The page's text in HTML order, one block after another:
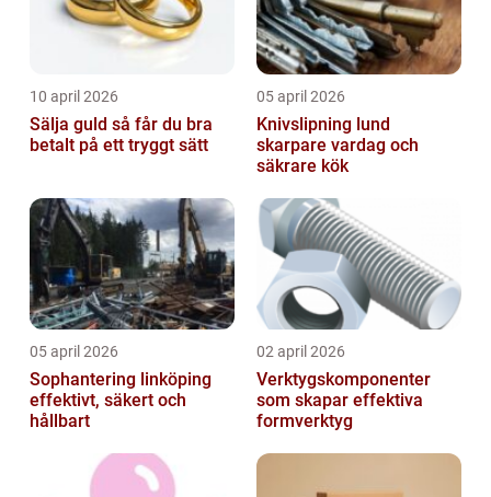
10 april 2026
Sälja guld så får du bra
betalt på ett tryggt sätt
05 april 2026
Knivslipning lund
skarpare vardag och
säkrare kök
05 april 2026
Sophantering linköping
effektivt, säkert och
hållbart
02 april 2026
Verktygskomponenter
som skapar effektiva
formverktyg